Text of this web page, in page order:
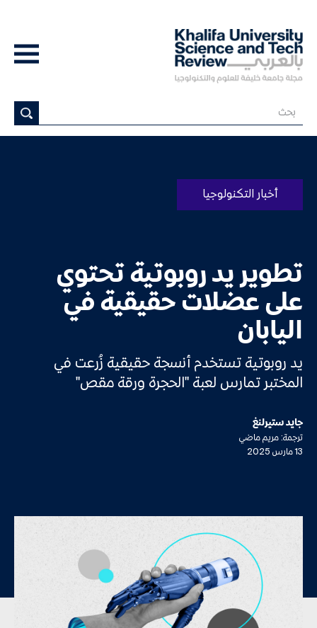
أخبار التكنولوجيا
تطوير يد روبوتية تحتوي
على عضلات حقيقية في
اليابان
يد روبوتية تستخدم أنسجة حقيقية زُرعت في
المختبر تمارس لعبة "الحجرة ورقة مقص"
جايد ستيرلنغ
ترجمة: مريم ماضي
13 مارس 2025